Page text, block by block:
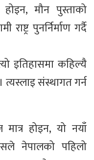
होइन, मौन पुस्ताको
पुनर्निर्माण गर्दै
इतिहासमा कहिल्यै
संस्थागत गर्न
होइन, यो नयाँ
नेपालको पहिलो